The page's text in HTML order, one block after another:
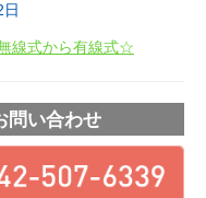
線式から有線式☆
問い合わせ